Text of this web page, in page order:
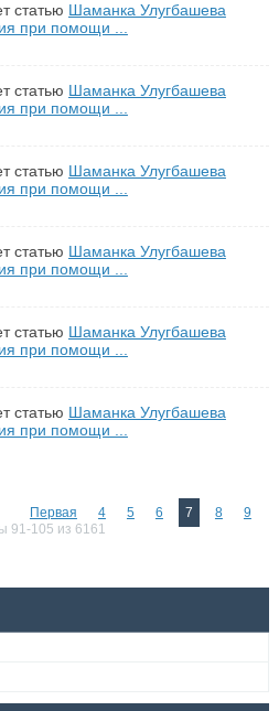
статью Шаманка Улугбашева
при помощи ...
статью Шаманка Улугбашева
при помощи ...
статью Шаманка Улугбашева
при помощи ...
статью Шаманка Улугбашева
при помощи ...
статью Шаманка Улугбашева
при помощи ...
статью Шаманка Улугбашева
при помощи ...
Первая 4 5 6 7 8
9
91-105 из 6161